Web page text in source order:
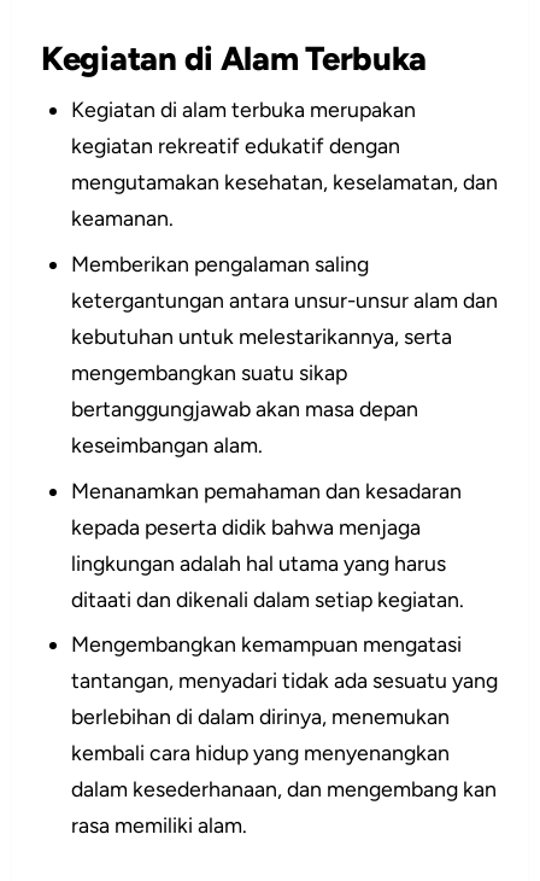
Kegiatan di Alam Terbuka
Kegiatan di alam terbuka merupakan
kegiatan rekreatif edukatif dengan
mengutamakan kesehatan, keselamatan, dan
keamanan.
Memberikan pengalaman saling
ketergantungan antara unsur-unsur alam dan
kebutuhan untuk melestarikannya, serta
mengembangkan suatu sikap
bertanggungjawab akan masa depan
keseimbangan alam.
Menanamkan pemahaman dan kesadaran
kepada peserta didik bahwa menjaga
lingkungan adalah hal utama yang harus
ditaati dan dikenali dalam setiap kegiatan.
Mengembangkan kemampuan mengatasi
tantangan, menyadari tidak ada sesuatu yang
berlebihan di dalam dirinya, menemukan
kembali cara hidup yang menyenangkan
dalam kesederhanaan, dan mengembang kan
rasa memiliki alam.